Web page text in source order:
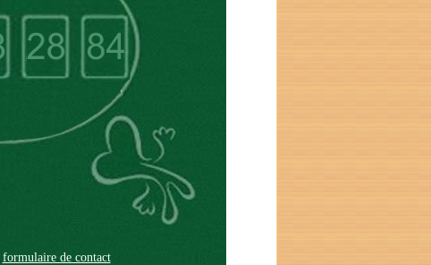
formulaire de contact